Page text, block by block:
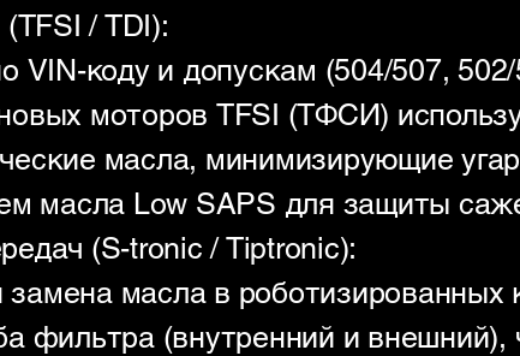
/ TDI):
VIN-коду и допускам (504/507,
моторов TFSI (ТФСИ)
масла, минимизирующие
масла Low SAPS для защиты
(S-tronic / Tiptronic):
масла в роботизированных
фильтра (внутренний и внешний),